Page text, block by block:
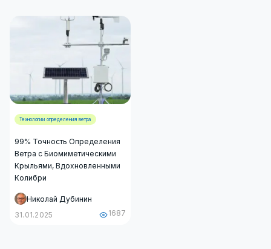
Технологии определения ветра
99% Точность Определения
Ветра с Биомиметическими
Крыльями, Вдохновленными
Колибри
Николай Дубинин
31.01.2025
1687